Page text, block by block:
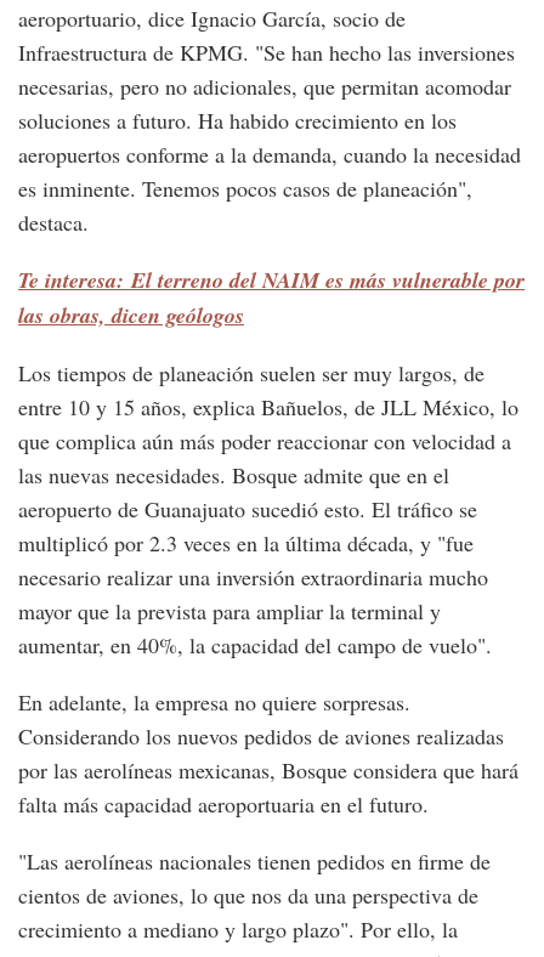
aeroportuario, dice Ignacio García, socio de
Infraestructura de KPMG. "Se han hecho las inversiones
necesarias, pero no adicionales, que permitan acomodar
soluciones a futuro. Ha habido crecimiento en los
aeropuertos conforme a la demanda, cuando la necesidad
es inminente. Tenemos pocos casos de planeación",
destaca.
Te interesa: El terreno del NAIM es más vulnerable por
las obras, dicen geólogos
Los tiempos de planeación suelen ser muy largos, de
entre 10 y 15 años, explica Bañuelos, de JLL México, lo
que complica aún más poder reaccionar con velocidad a
las nuevas necesidades. Bosque admite que en el
aeropuerto de Guanajuato sucedió esto. El tráfico se
multiplicó por 2.3 veces en la última década, y "fue
necesario realizar una inversión extraordinaria mucho
mayor que la prevista para ampliar la terminal y
aumentar, en 40%, la capacidad del campo de vuelo".
En adelante, la empresa no quiere sorpresas.
Considerando los nuevos pedidos de aviones realizadas
por las aerolíneas mexicanas, Bosque considera que hará
falta más capacidad aeroportuaria en el futuro.
"Las aerolíneas nacionales tienen pedidos en firme de
cientos de aviones, lo que nos da una perspectiva de
crecimiento a mediano y largo plazo". Por ello, la